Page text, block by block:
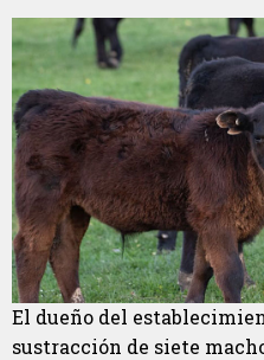
El dueño del
sustracción de siete